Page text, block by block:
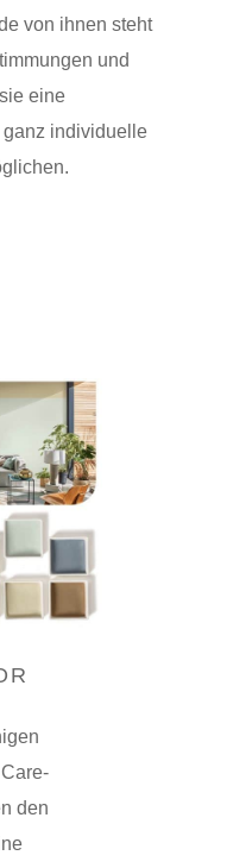
von ihnen steht
und
eine
individuelle
den